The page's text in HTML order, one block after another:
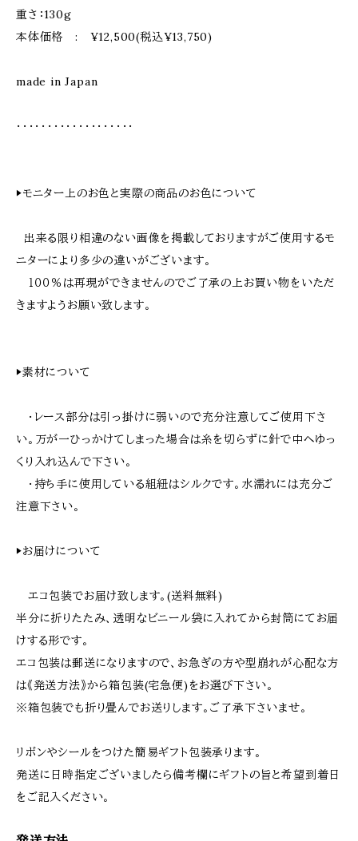
重さ：130g
本体価格 : ¥12,500(税込¥13,750)
made in Japan
・・・・・・・・・・・・・・・・・・・
▶︎モニター上のお色と実際の商品のお色について
出来る限り相違のない画像を掲載しておりますがご使用するモ
ニターにより多少の違いがございます。
１００％は再現ができませんのでご了承の上お買い物をいただ
きますようお願い致します。
▶︎素材について
・レース部分は引っ掛けに弱いので充分注意してご使用下さ
い。万が一ひっかけてしまった場合は糸を切らずに針で中へゆっ
くり入れ込んで下さい。
・持ち手に使用している組紐はシルクです。水濡れには充分ご
注意下さい。
▶︎お届けについて
エコ包装でお届け致します。(送料無料)
半分に折りたたみ、透明なビニール袋に入れてから封筒にてお届
けする形です。
エコ包装は郵送になりますので、お急ぎの方や型崩れが心配な方
は《発送方法》から箱包装(宅急便)をお選び下さい。
※箱包装でも折り畳んでお送りします。ご了承下さいませ。
リボンやシールをつけた簡易ギフト包装承ります。
発送に日時指定ございましたら備考欄にギフトの旨と希望到着日
をご記入ください。